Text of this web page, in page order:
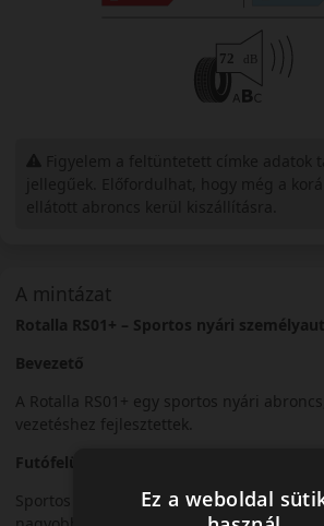
A mintázat
Rotalla RS01+ – Sportos nyári
Bevezető
A Rotalla RS01+ egy sportos nyári
vezetéshez fejlesztettek.
Futófelület és tapadás
Sportos futófelületi mintázata kiváló
Ez a weboldal